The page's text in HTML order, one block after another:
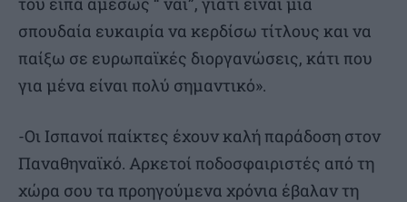
σπουδαία ευκαιρία να κερδίσω τίτλους και να
παίξω σε ευρωπαϊκές διοργανώσεις, κάτι που
για μένα είναι πολύ σημαντικό».
-Οι Ισπανοί παίκτες έχουν καλή παράδοση στον
Παναθηναϊκό. Αρκετοί ποδοσφαιριστές από τη
χώρα σου τα προηγούμενα χρόνια έβαλαν τη